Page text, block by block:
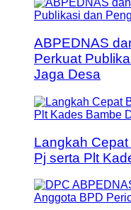
ABPEDNAS
Perkuat
Jaga Desa
Langkah
Pj serta Plt